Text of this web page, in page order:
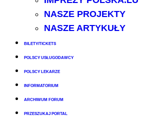
NASZE PROJEKTY
NASZE ARTYKUŁY
BILETY/TICKETS
POLSCY USŁUGODAWCY
POLSCY LEKARZE
INFORMATORIUM
ARCHIWUM FORUM
PRZESZUKAJ PORTAL